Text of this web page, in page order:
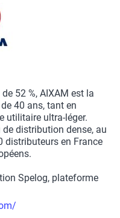
52 %, AIXAM est la
40 ans, tant en
utilitaire ultra-léger.
de distribution dense, au
distributeurs en France
Spelog, plateforme